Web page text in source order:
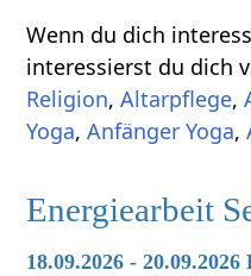
Wenn du dich
interessierst du dich
Religion,Altarpflege,
Yoga,Anfänger Yoga,
Energiearbeit
18.09.2026 -